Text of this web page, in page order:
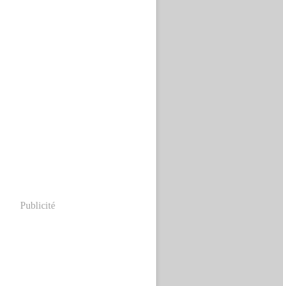
Publicité